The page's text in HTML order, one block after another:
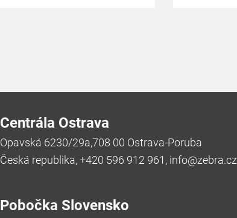
Centrála Ostrava
Opavská 6230/29a,708 00 Ostrava-Poruba
Česká republika, +420 596 912 961, info@zebra.cz
Pobočka Slovensko